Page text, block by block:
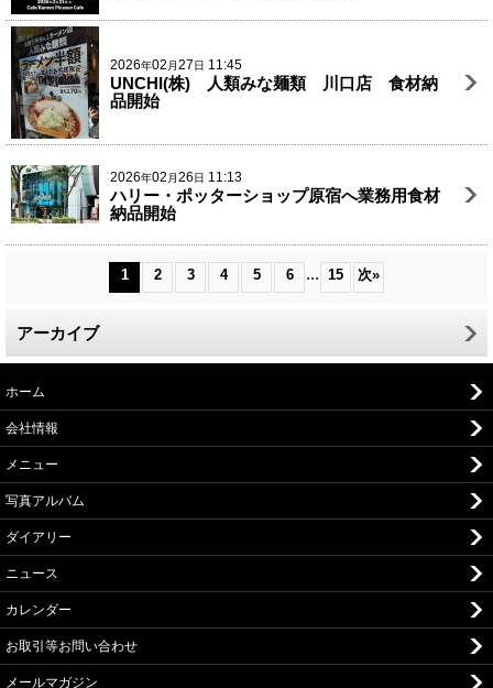
2026年02月 27 日 11:45
UNCHI(株) 人類みな麺類 川口店 食材納
品開始
2026年02月 26 日 11:13
ハリー・ポッターショップ原宿へ業務用食材
納品開始
1 2 3 4 5 6 ... 15 次»
アーカイブ
ホーム
会社情報
メニュー
写真アルバム
ダイアリー
ニュース
カレンダー
お取引等お問い合わせ
メールマガジン